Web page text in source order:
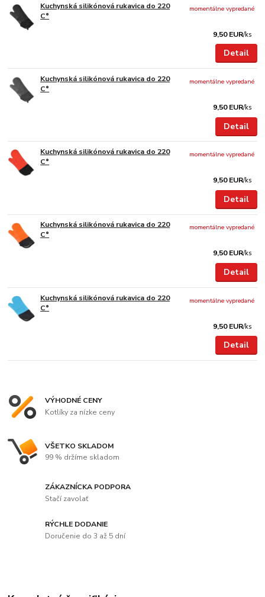
Kuchynská silikónová rukavica do 220
C°
9,50 EUR/ks
momentálne vypredané
Detail
Kuchynská silikónová rukavica do 220
C°
9,50 EUR/ks
momentálne vypredané
Detail
Kuchynská silikónová rukavica do 220
C°
9,50 EUR/ks
momentálne vypredané
Detail
Kuchynská silikónová rukavica do 220
C°
9,50 EUR/ks
momentálne vypredané
Detail
Kuchynská silikónová rukavica do 220
C°
9,50 EUR/ks
momentálne vypredané
Detail
VÝHODNÉ CENY
Kotlíky za nízke ceny
VŠETKO SKLADOM
99 % držíme skladom
ZÁKAZNÍCKA PODPORA
Stačí zavolať
RÝCHLE DODANIE
Doručenie do 3 až 5 dní